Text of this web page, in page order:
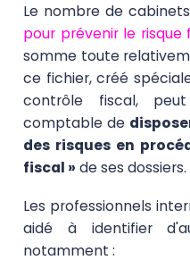
Le nombre de cabinets
pour prévenir le risque
somme toute
ce fichier, créé
contrôle fiscal,
comptable de
des risques en
fiscal » de ses dossiers.
Les professionnels
aidé à identifier
notamment :